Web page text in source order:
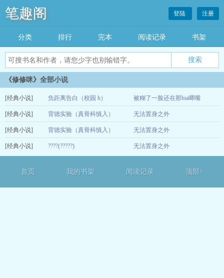
笔趣阁 登陆 注册
分类 排行 完本 阅读记录 书架
《修修咪》全部小说
[经典小说] 负距离告白（校园 h） 被糊了一脸还在那bia唧嘴
[经典小说] 背德实验（真骨科慎入） 无法置身之外
[经典小说] 背德实验（真骨科慎入） 无法置身之外
[经典小说] ????(?????) 无法置身之外
首页 我的书架 阅读记录 顶部↑